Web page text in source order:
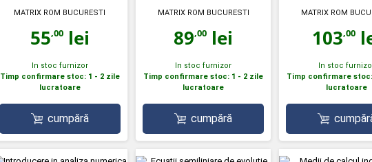
MATRIX ROM BUCURESTI
55,00lei
In stoc furnizor
Timp confirmare stoc: 1 - 2 zile
lucratoare
cumpără
MATRIX ROM BUCURESTI
89,00 lei
In stoc furnizor
Timp confirmare stoc: 1 - 2 zile
lucratoare
cumpără
MATRIX ROM
103,00
In stoc
Timp confirmare
lucratoare